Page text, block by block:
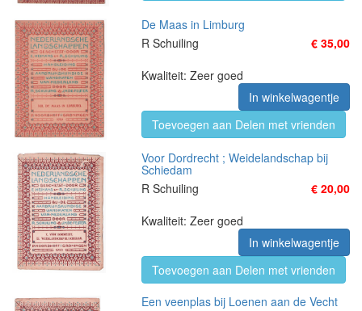
De Maas in Limburg
R Schuiling
€ 35,00
Kwaliteit: Zeer goed
In winkelwagentje
Toevoegen aan Delen met vrienden
Voor Dordrecht ; Weidelandschap bij
Schiedam
R Schuiling
€ 20,00
Kwaliteit: Zeer goed
In winkelwagentje
Toevoegen aan Delen met vrienden
Een veenplas bij Loenen aan de Vecht